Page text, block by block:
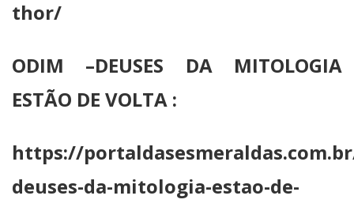
thor/
ODIM –DEUSES DA MITOLOGIA
ESTÃO DE VOLTA :
https://
deuses-da-mitologia-estao-de-